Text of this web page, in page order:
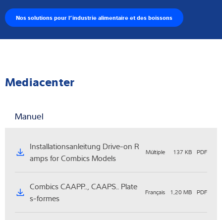
Nos solutions pour l’industrie alimentaire et des boissons
Mediacenter
Manuel
Installationsanleitung Drive-on R
amps for Combics Models
Múltiple 137 KB PDF
Combics CAAPP.., CAAPS.. Plate
s-formes
Français 1,20 MB PDF